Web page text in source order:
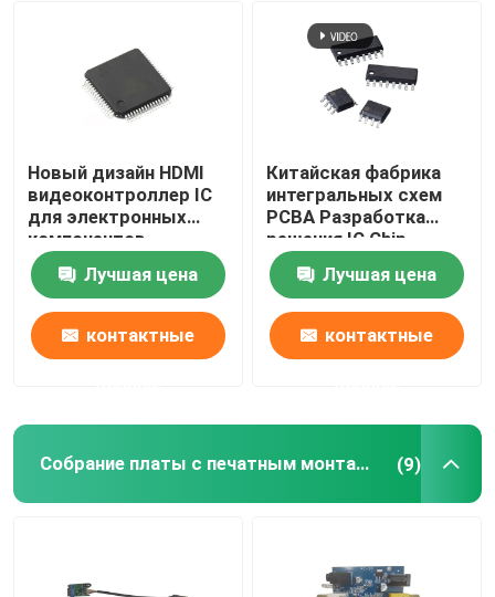
Новый дизайн HDMI
видеоконтроллер IC
для электронных
компонентов
Лучшая цена
контактные
Китайская фабрика
интегральных схем
PCBA Разработка
решения IC Chip
Design
Лучшая цена
контактные
Собрание платы с печатным монтажом (9)